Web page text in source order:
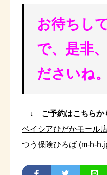
お待ちし
で、是非
ださいね。
↓ ご予約はこちらか
ベイシアひだかモール
つう保険ひろば (m-h-